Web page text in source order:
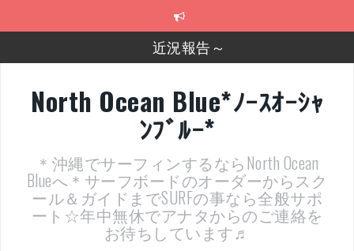
近況報告～
2025年もあざ～した！
近況報告ww
ヤッチマッターーーー！！！
支部長就任報告と支部予選・検定開催決定！
North Ocean Blue*ﾉｰｽｵｰｼｬ
ﾝﾌﾞﾙｰ*
＊沖縄でサーフィンするならNorth Ocean
Blueへ＊サーフボードのオーダーからスク
ール＆ガイドまでSURFの事なら全般サポ
ート☆年中無休でアナタからのご連絡を
お待ちしています♬